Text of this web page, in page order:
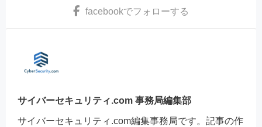
facebookでフォローする
サイバーセキュリティ.com 事務局編集部
サイバーセキュリティ.com編集事務局です。記事の作